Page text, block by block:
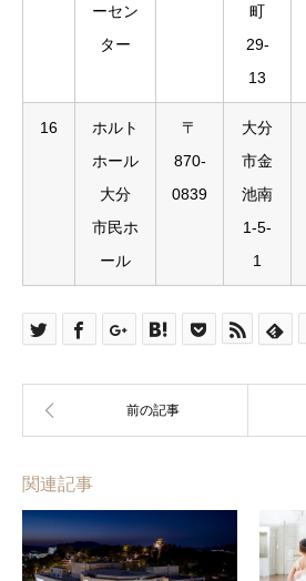
ーセン
ター
町
29-
13
16
ホルト
ホール
大分
市民ホ
ール
〒
870-
0839
大分
市金
池南
1-5-
1
関連記事